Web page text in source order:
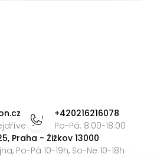
+420216216078
Po-Pá: 8:00-18:00
Praha - Žižkov 13000
Po-Pá 10-19h, So-Ne 10-18h